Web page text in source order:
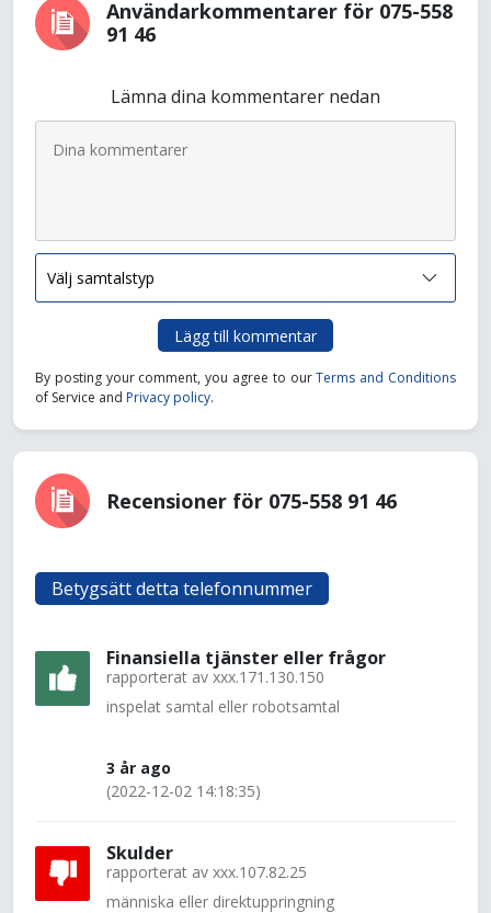
Användarkommentarer för 075-558
91 46
Lämna dina kommentarer nedan
Lägg till kommentar
By posting your comment, you agree to ourTerms and Conditions
of Service and Privacy policy.
Recensioner för 075-558 91 46
Betygsätt detta telefonnummer
Finansiella tjänster eller frågor
rapporterat av xxx.171.130.150
inspelat samtal eller robotsamtal
3 år ago
(2022-12-02 14:18:35)
Skulder
rapporterat av xxx.107.82.25
människa eller direktuppringning